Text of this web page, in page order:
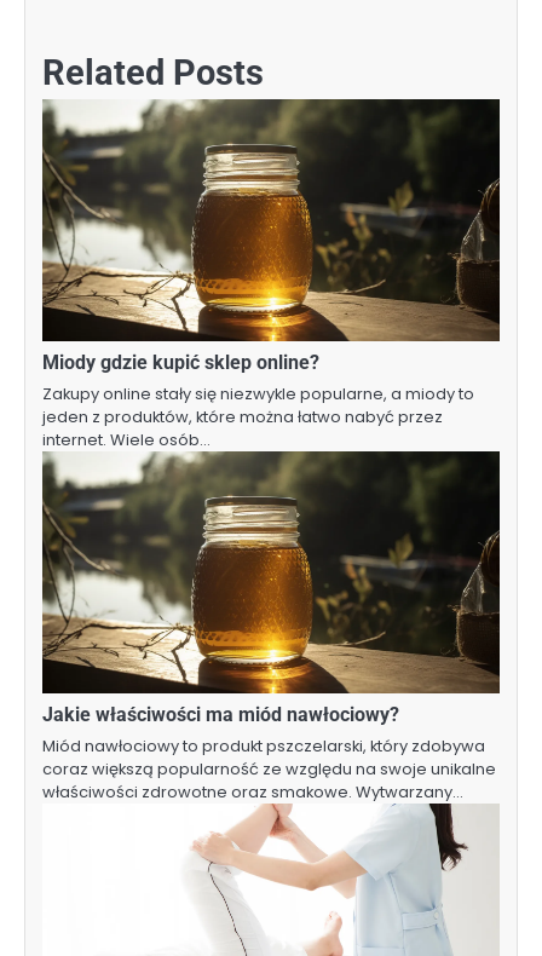
Related Posts
Miody gdzie kupić sklep online?
Zakupy online stały się niezwykle popularne, a miody to
jeden z produktów, które można łatwo nabyć przez
internet. Wiele osób…
Jakie właściwości ma miód nawłociowy?
Miód nawłociowy to produkt pszczelarski, który zdobywa
coraz większą popularność ze względu na swoje unikalne
właściwości zdrowotne oraz smakowe. Wytwarzany…